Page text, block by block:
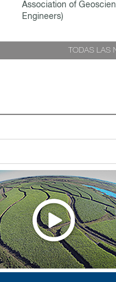
Association of
Engineers)
TODAS LAS